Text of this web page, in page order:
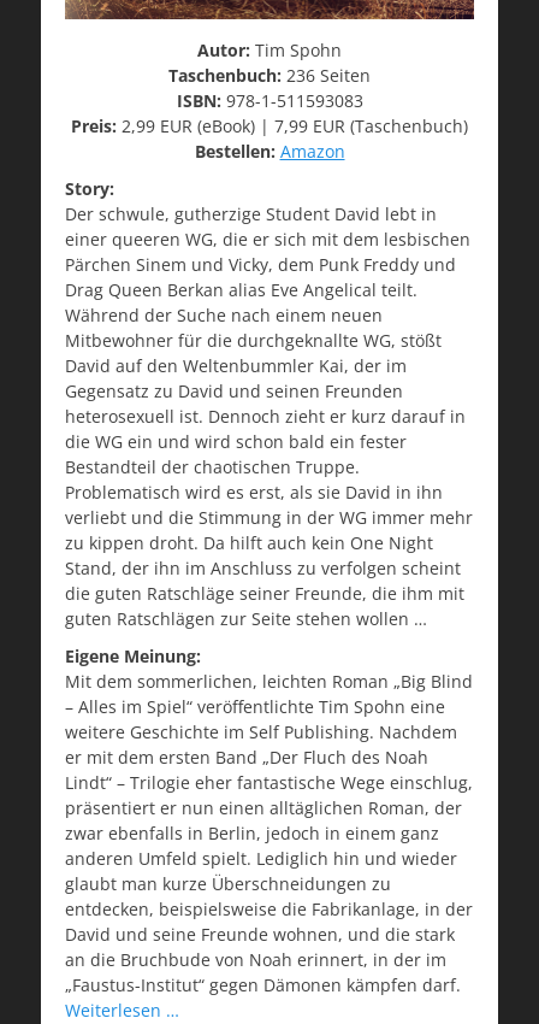
Autor: Tim Spohn
Taschenbuch: 236 Seiten
ISBN: 978-1-511593083
Preis: 2,99 EUR (eBook) | 7,99 EUR (Taschenbuch)
Bestellen: Amazon
Story:
Der schwule, gutherzige Student David lebt in
einer queeren WG, die er sich mit dem lesbischen
Pärchen Sinem und Vicky, dem Punk Freddy und
Drag Queen Berkan alias Eve Angelical teilt.
Während der Suche nach einem neuen
Mitbewohner für die durchgeknallte WG, stößt
David auf den Weltenbummler Kai, der im
Gegensatz zu David und seinen Freunden
heterosexuell ist. Dennoch zieht er kurz darauf in
die WG ein und wird schon bald ein fester
Bestandteil der chaotischen Truppe.
Problematisch wird es erst, als sie David in ihn
verliebt und die Stimmung in der WG immer mehr
zu kippen droht. Da hilft auch kein One Night
Stand, der ihn im Anschluss zu verfolgen scheint
die guten Ratschläge seiner Freunde, die ihm mit
guten Ratschlägen zur Seite stehen wollen …
Eigene Meinung:
Mit dem sommerlichen, leichten Roman „Big Blind
– Alles im Spiel“ veröffentlichte Tim Spohn eine
weitere Geschichte im Self Publishing. Nachdem
er mit dem ersten Band „Der Fluch des Noah
Lindt“ – Trilogie eher fantastische Wege einschlug,
präsentiert er nun einen alltäglichen Roman, der
zwar ebenfalls in Berlin, jedoch in einem ganz
anderen Umfeld spielt. Lediglich hin und wieder
glaubt man kurze Überschneidungen zu
entdecken, beispielsweise die Fabrikanlage, in der
David und seine Freunde wohnen, und die stark
an die Bruchbude von Noah erinnert, in der im
„Faustus-Institut“ gegen Dämonen kämpfen darf.
Weiterlesen …